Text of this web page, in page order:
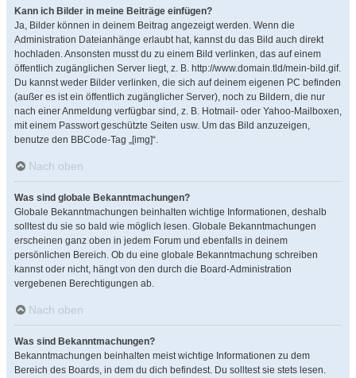
Kann ich Bilder in meine Beiträge einfügen?
Ja, Bilder können in deinem Beitrag angezeigt werden. Wenn die
Administration Dateianhänge erlaubt hat, kannst du das Bild auch direkt
hochladen. Ansonsten musst du zu einem Bild verlinken, das auf einem
öffentlich zugänglichen Server liegt, z. B. http://www.domain.tld/mein-bild.gif.
Du kannst weder Bilder verlinken, die sich auf deinem eigenen PC befinden
(außer es ist ein öffentlich zugänglicher Server), noch zu Bildern, die nur
nach einer Anmeldung verfügbar sind, z. B. Hotmail- oder Yahoo-Mailboxen,
mit einem Passwort geschützte Seiten usw. Um das Bild anzuzeigen,
benutze den BBCode-Tag „[img]“.
Nach oben
Was sind globale Bekanntmachungen?
Globale Bekanntmachungen beinhalten wichtige Informationen, deshalb
solltest du sie so bald wie möglich lesen. Globale Bekanntmachungen
erscheinen ganz oben in jedem Forum und ebenfalls in deinem
persönlichen Bereich. Ob du eine globale Bekanntmachung schreiben
kannst oder nicht, hängt von den durch die Board-Administration
vergebenen Berechtigungen ab.
Nach oben
Was sind Bekanntmachungen?
Bekanntmachungen beinhalten meist wichtige Informationen zu dem
Bereich des Boards, in dem du dich befindest. Du solltest sie stets lesen.